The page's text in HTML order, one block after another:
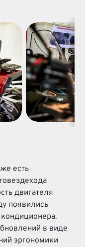
есть
двигателя
появились
в виде
эргономики